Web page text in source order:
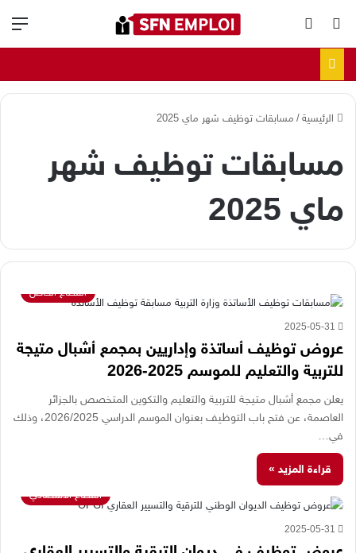
بحث عنالوضع المظلم
الرئيسية/ مسابقات توظيف شهر ماي 2025
مسابقات توظيف شهر
ماي 2025
القطاع الخاص
2025-05-31
عروض توظيف أساتذة وإداريين بمجمع أشبال متيجة
للتربية والتعليم للموسم 2025-2026
يعلن مجمع أشبال متيجة للتربية والتعليم والتكوين المتخصص بالجزائر
العاصمة، عن فتح باب التوظيف بعنوان الموسم الدراسي 2026/2025، وذلك
في…
قراءة المزيد »
القطاع الاقتصادي
2025-05-31